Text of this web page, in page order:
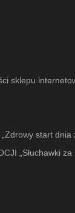
sklepu
start dnia
„Słuchawki